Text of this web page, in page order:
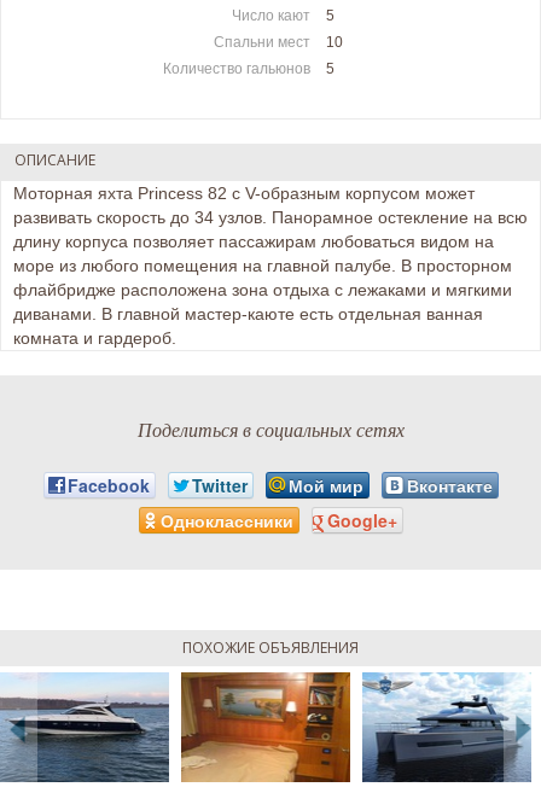
Число кают
5
Спальни мест
10
Количество гальюнов
5
ОПИСАНИЕ
Моторная яхта Princess 82 с V-образным корпусом может
развивать скорость до 34 узлов. Панорамное остекление на всю
длину корпуса позволяет пассажирам любоваться видом на
море из любого помещения на главной палубе. В просторном
флайбридже расположена зона отдыха с лежаками и мягкими
диванами. В главной мастер-каюте есть отдельная ванная
комната и гардероб.
Поделиться в социальных сетях
Facebook Twitter Мой мир
Вконтакте
Одноклассники
Google+
ПОХОЖИЕ ОБЪЯВЛЕНИЯ